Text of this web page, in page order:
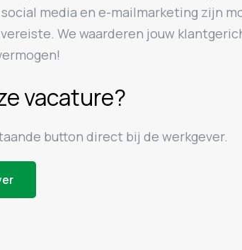
media en e-mailmarketing zijn
We waarderen jouw
vacature?
button direct bij de werkgever.